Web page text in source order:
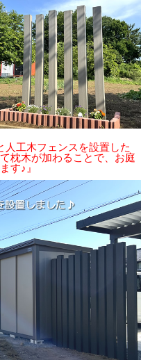
人工木フェンスを設置した
枕木が加わることで、お庭
す♪』